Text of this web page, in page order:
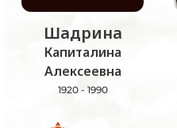
Шадрина
Капиталина
Алексеевна
1920 - 1990